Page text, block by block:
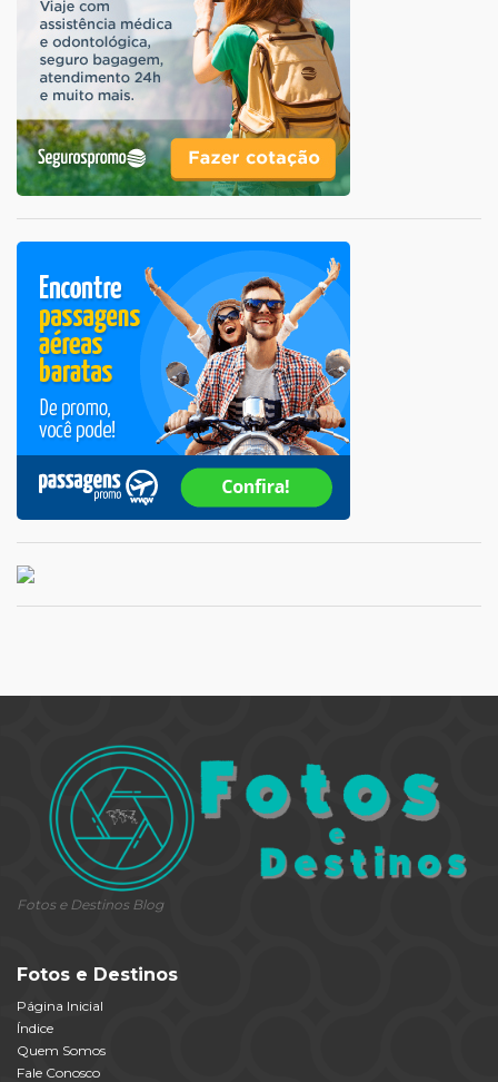
Fotos e Destinos Blog
Fotos e Destinos
Página Inicial
Índice
Quem Somos
Fale Conosco